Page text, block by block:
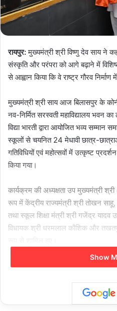
रायपुर:मुख्यमंत्री श्री विष्णु देव साय ने
संस्कृति और परंपरा को आगे बढ़ाने में विशिष्ट
से आह्वान किया कि वे राष्ट्र गौरव निर्माण
मुख्यमंत्री श्री साय आज बिलासपुर के
नव-निर्मित सरस्वती महाविद्यालय भवन
विद्या भारती द्वारा आयोजित भव्य
स्कूलों से चयनित 24 मेधावी छात्र-
गतिविधियों एवं महोत्सवों में उत्कृष्ट
किया गया।
कार्यक्रम की अध्यक्षता उप मुख्यमंत्री
रूप में केंद्रीय राज्यमंत्री श्री तोखन साहू,
तथा स्कूल शिक्षा मंत्री श्री गजेंद्र यादव
विधायक श्री धरमलाल कौशिक और
मुख्यमंत्री श्री विष्णु देव साय सहित सभी
Show